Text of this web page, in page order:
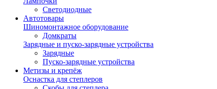
Светодиодные
Автотовары
Шиномонтажное оборудование
Домкраты
Зарядные и пуско-зарядные устройства
Зарядные
Пуско-зарядные устройства
Метизы и крепёж
Оснастка для степлеров